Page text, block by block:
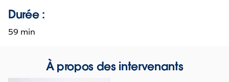
Durée :
59 min
À propos des intervenants